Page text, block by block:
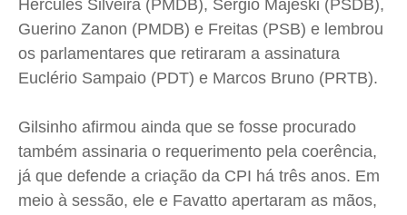
Hercules Silveira (PMDB), Sérgio Majeski (PSDB),
Guerino Zanon (PMDB) e Freitas (PSB) e lembrou
os parlamentares que retiraram a assinatura
Euclério Sampaio (PDT) e Marcos Bruno (PRTB).
Gilsinho afirmou ainda que se fosse procurado
também assinaria o requerimento pela coerência,
já que defende a criação da CPI há três anos. Em
meio à sessão, ele e Favatto apertaram as mãos,